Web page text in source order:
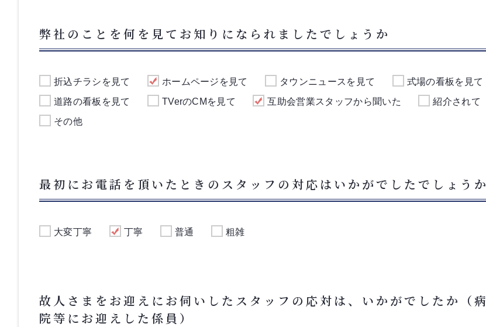
弊社のことを何を見てお知りになられましたでしょうか
折込チラシを見て ホームページを見て タウンニュースを見て
式場の看板を見て
道路の看板を見て
TVerのCMを見て 互助会営業スタッフから聞いた
紹介されて
その他
最初にお電話を頂いたときのスタッフの対応はいかがでしたでしょうか
大変丁寧 丁寧 普通 粗雑
故人さまをお迎えにお伺いしたスタッフの応対は、いかがでしたか（病
院等にお迎えした係員）